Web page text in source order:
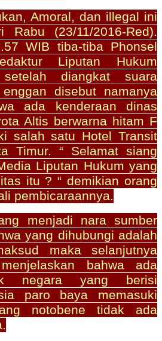
Amoral, dan illegal ini
(23/11/2016-Red).
WIB tiba-tiba Phonsel
Liputan Hukum
diangkat suara
disebut namanya
ada kenderaan dinas
Altis berwarna hitam F
salah satu Hotel Transit
Timur. “ Selamat siang
Liputan Hukum yang
itu ? “ demikian orang
pembicaraannya.
menjadi nara sumber
yang dihubungi adalah
maka selanjutnya
bahwa ada
negara yang berisi
paro baya memasuki
notobene tidak ada